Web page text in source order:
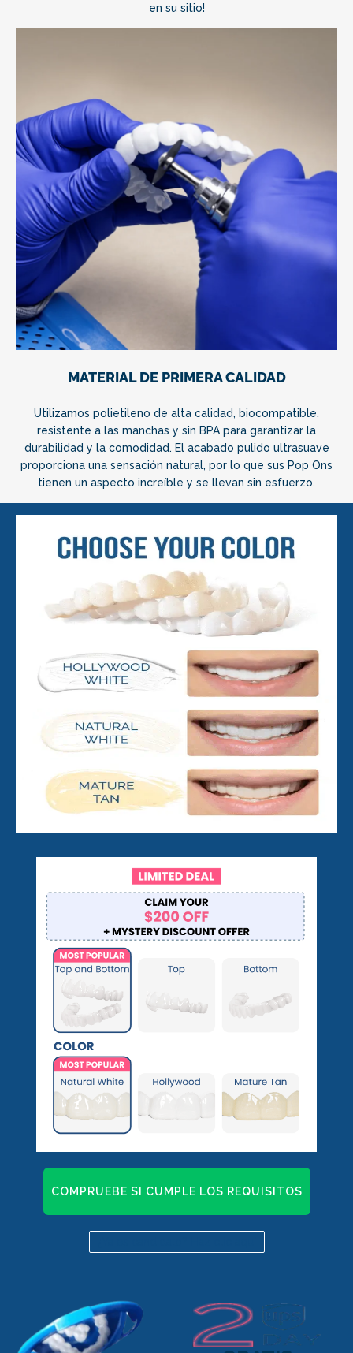
en su sitio!
MATERIAL DE PRIMERA CALIDAD
Utilizamos polietileno de alta calidad, biocompatible,
resistente a las manchas y sin BPA para garantizar la
durabilidad y la comodidad. El acabado pulido ultrasuave
proporciona una sensación natural, por lo que sus Pop Ons
tienen un aspecto increíble y se llevan sin esfuerzo.
COMPRUEBE SI CUMPLE LOS REQUISITOS